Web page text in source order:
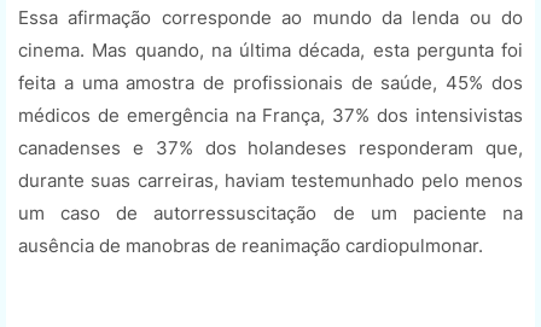
Essa afirmação corresponde ao mundo da lenda ou do
cinema. Mas quando, na última década, esta pergunta foi
feita a uma amostra de profissionais de saúde, 45% dos
médicos de emergência na França, 37% dos intensivistas
canadenses e 37% dos holandeses responderam que,
durante suas carreiras, haviam testemunhado pelo menos
um caso de autorressuscitação de um paciente na
ausência de manobras de reanimação cardiopulmonar.